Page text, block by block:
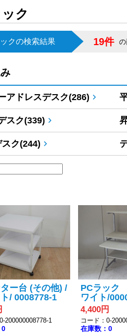
ク
クの検索結果 19件 の
アドレスデスク(286)
スク(339)
ク(244)
ー台 (その他) /
/ 0008778-1
200000008778-1
0
PCラッ
ワイト/
4,400円
コード：0-
在庫数：0